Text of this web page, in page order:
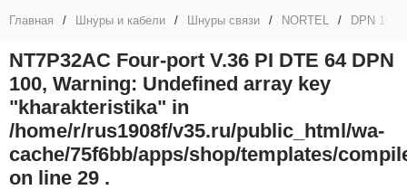
Главная / Шнуры и кабели / Шнуры связи / NORTEL / DPN 100
NT7P32AC Four-port V.36 PI DTE 64 DPN
100, Warning: Undefined array key
"kharakteristika" in
/home/r/rus1908f/v35.ru/public_html/wa-
cache/75f6bb/apps/shop/templates/
on line 29 .